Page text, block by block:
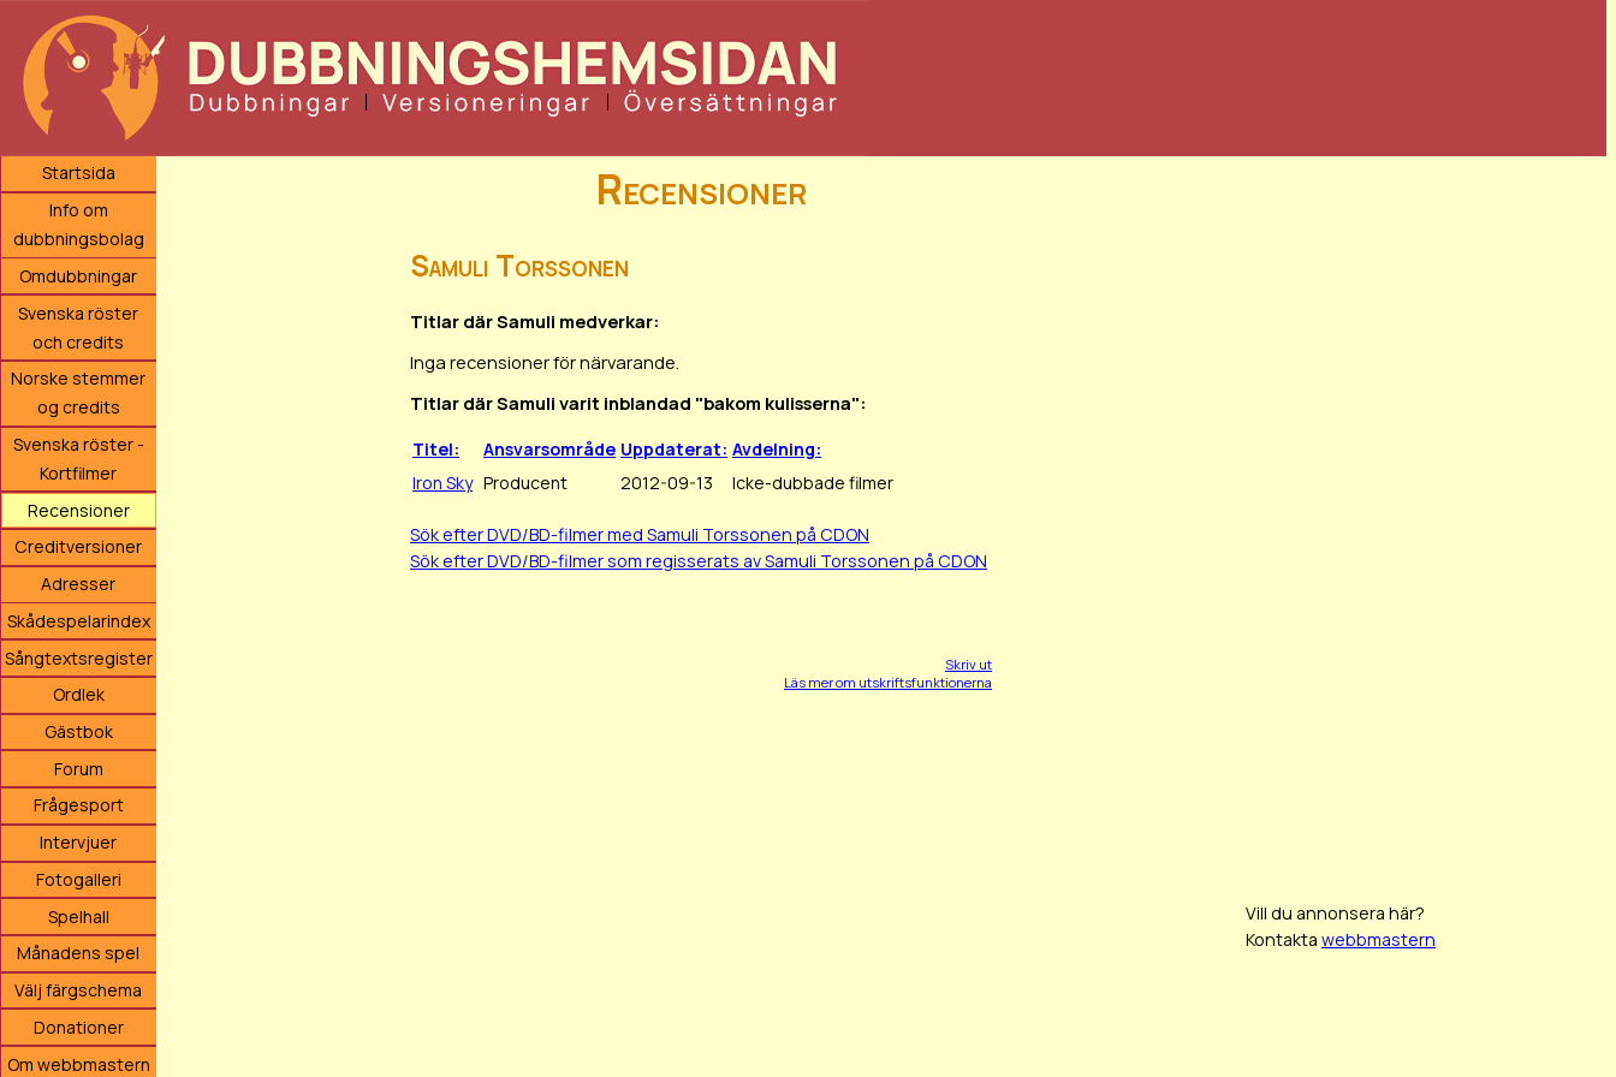
Startsida
Info om
dubbningsbolag
Omdubbningar
Svenska röster
och credits
Norske stemmer
og credits
Svenska röster -
Kortfilmer
Recensioner
Creditversioner
Adresser
Skådespelarindex
Sångtextsregister
Ordlek
Gästbok
Forum
Frågesport
Intervjuer
Fotogalleri
Spelhall
Månadens spel
Välj färgschema
Donationer
Om webbmastern
Recensioner
Samuli Torssonen
Titlar där Samuli medverkar:
Inga recensioner för närvarande.
Titlar där Samuli varit inblandad "bakom kulisserna":
Titel: Ansvarsområde Uppdaterat: Avdelning:
Iron Sky Producent 2012-09-13 Icke-dubbade filmer
Sök efter DVD/BD-filmer med Samuli Torssonen på CDON
Sök efter DVD/BD-filmer som regisserats av Samuli Torssonen på CDON
Skriv ut
Läs mer om utskriftsfunktionerna
Vill du annonsera här?
Kontakta webbmastern